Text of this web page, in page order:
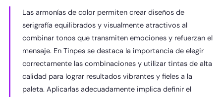
Las armonías de color permiten crear diseños de
serigrafía equilibrados y visualmente atractivos al
combinar tonos que transmiten emociones y refuerzan el
mensaje. En Tinpes se destaca la importancia de elegir
correctamente las combinaciones y utilizar tintas de alta
calidad para lograr resultados vibrantes y fieles a la
paleta. Aplicarlas adecuadamente implica definir el